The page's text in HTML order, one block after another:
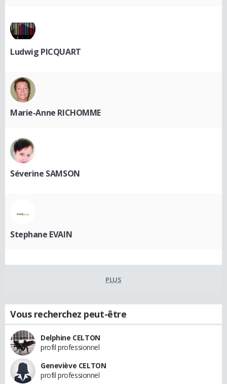
Ludwig PICQUART
Marie-Anne RICHOMME
Séverine SAMSON
Stephane EVAIN
PLUS
Vous recherchez peut-être
Delphine CELTON
profil professionnel
Geneviève CELTON
profil professionnel